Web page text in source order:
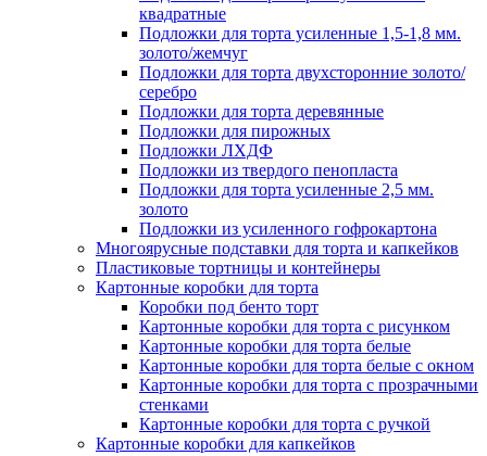
квадратные
Подложки для торта усиленные 1,5-1,8 мм.
золото/жемчуг
Подложки для торта двухсторонние золото/
серебро
Подложки для торта деревянные
Подложки для пирожных
Подложки ЛХДФ
Подложки из твердого пенопласта
Подложки для торта усиленные 2,5 мм.
золото
Подложки из усиленного гофрокартона
Многоярусные подставки для торта и капкейков
Пластиковые тортницы и контейнеры
Картонные коробки для торта
Коробки под бенто торт
Картонные коробки для торта с рисунком
Картонные коробки для торта белые
Картонные коробки для торта белые с окном
Картонные коробки для торта с прозрачными
стенками
Картонные коробки для торта с ручкой
Картонные коробки для капкейков